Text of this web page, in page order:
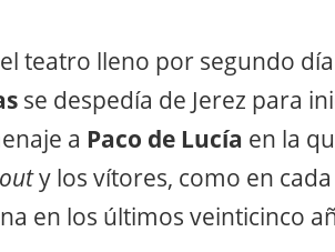
teatro lleno por segundo
se despedía de Jerez para
a Paco de Lucía en la
y los vítores, como en
en los últimos veinticinco